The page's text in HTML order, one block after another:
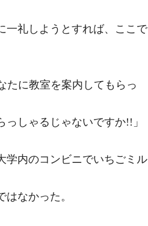
礼しようとすれば、ここで
たに教室を案内してもらっ
しゃるじゃないですか!!」
内のコンビニでいちごミル
なかった。